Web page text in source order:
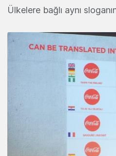
Ülkelere bağlı aynı